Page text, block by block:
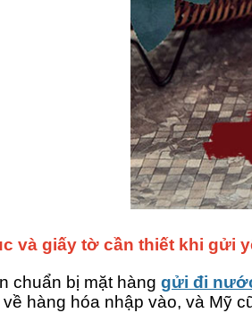
và giấy tờ cần thiết khi gửi
chuẩn bị mặt hàng gửi đi
hàng hóa nhập vào, và Mỹ